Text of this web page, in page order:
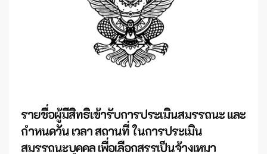
รายชื่อผู้มีสิทธิเข้ารับการประเมินสมรรถนะ และ
กำหนดวัน เวลา สถานที่ ในการประเมิน
สมรรถนะบุคคล เพื่อเลือกสรรเป็นจ้างเหมา